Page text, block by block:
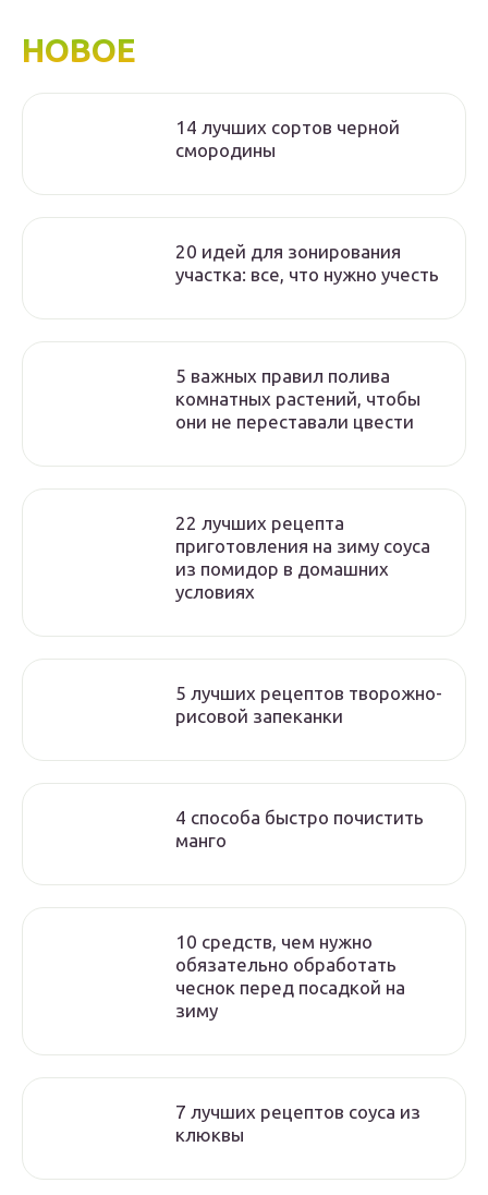
НОВОЕ
14 лучших сортов черной
смородины
20 идей для зонирования
участка: все, что нужно учесть
5 важных правил полива
комнатных растений, чтобы
они не переставали цвести
22 лучших рецепта
приготовления на зиму соуса
из помидор в домашних
условиях
5 лучших рецептов творожно-
рисовой запеканки
4 способа быстро почистить
манго
10 средств, чем нужно
обязательно обработать
чеснок перед посадкой на
зиму
7 лучших рецептов соуса из
клюквы